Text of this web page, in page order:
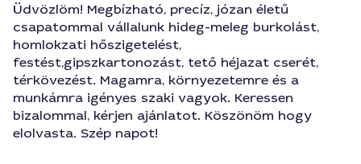
Üdvözlöm! Megbízható, precíz, józan életű
csapatommal vállalunk hideg-meleg burkolást,
homlokzati hőszigetelést,
festést,gipszkartonozást, tető héjazat cserét,
térkövezést. Magamra, környezetemre és a
munkámra igényes szaki vagyok. Keressen
bizalommal, kérjen ajánlatot. Köszönöm hogy
elolvasta. Szép napot!